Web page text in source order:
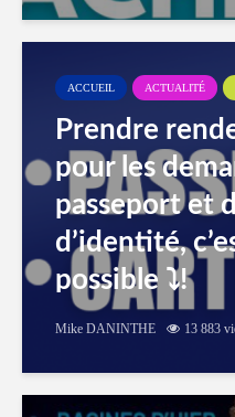
ACCUEIL ACTUALITÉ
Prendre
pour les
passeport et
d’identité,
possible ⤵️!
Mike DANINTHE 13 883